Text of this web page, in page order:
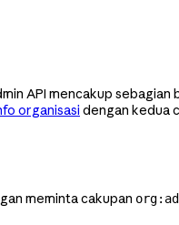
API mencakup
organisasi dengan kedua
meminta cakupan